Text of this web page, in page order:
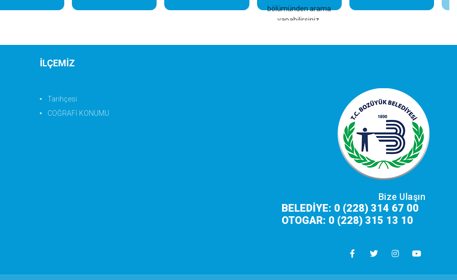
bölümünden arama
yapabilirsiniz.
İLÇEMİZ
Tarihçesi
COĞRAFİ KONUMU
Bize Ulaşın
BELEDİYE: 0 (228) 314 67 00
OTOGAR: 0 (228) 315 13 10